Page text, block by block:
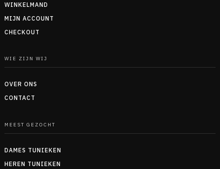
WINKELMAND
MIJN ACCOUNT
CHECKOUT
WIE ZIJN WIJ
OVER ONS
CONTACT
MEEST GEZOCHT
DAMES TUNIEKEN
HEREN TUNIEKEN